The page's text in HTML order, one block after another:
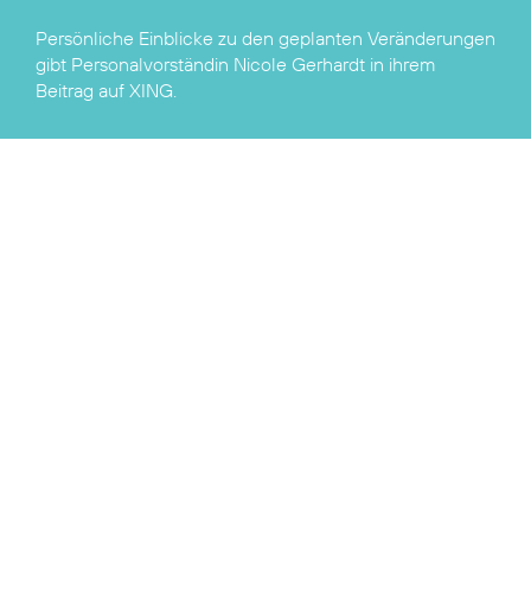
Persönliche Einblicke zu den geplanten Veränderungen
gibt Personalvorständin Nicole Gerhardt in ihrem
Beitrag auf XING.